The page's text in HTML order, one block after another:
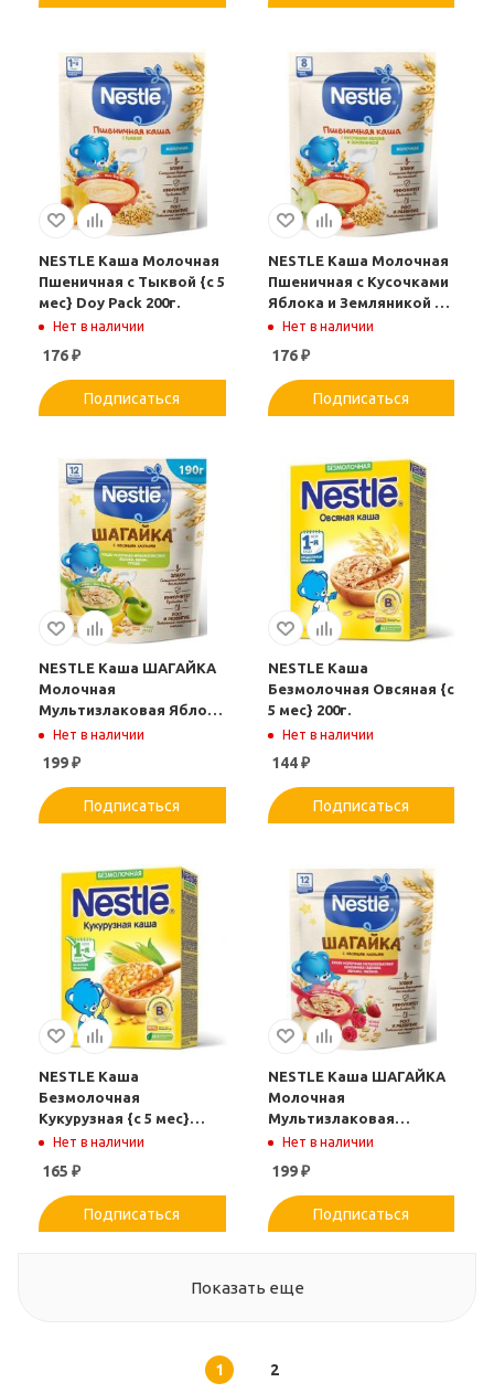
NESTLE Каша Молочная
Пшеничная с Тыквой {с 5
мес} Doy Pack 200г.
Нет в наличии
176₽
Подписаться
NESTLE Каша Молочная
Пшеничная с Кусочками
Яблока и Земляникой {с
8 мес} Doy Pack 200г.
Нет в наличии
176₽
Подписаться
NESTLE Каша ШАГАЙКА
Молочная
Мультизлаковая Яблоко
Банан Груша {с 12 мес}
Нет в наличии
199₽
Подписаться
NESTLE Каша
Безмолочная Овсяная {с
5 мес} 200г.
Нет в наличии
144₽
Подписаться
NESTLE Каша
Безмолочная
Кукурузная {с 5 мес}
200г.Нет в наличии
165 ₽
Подписаться
NESTLE Каша ШАГАЙКА
Молочная
Мультизлаковая
Земляника Яблоко
Pack 190г
Нет в наличии
199₽
Подписаться
Показать еще
1 2